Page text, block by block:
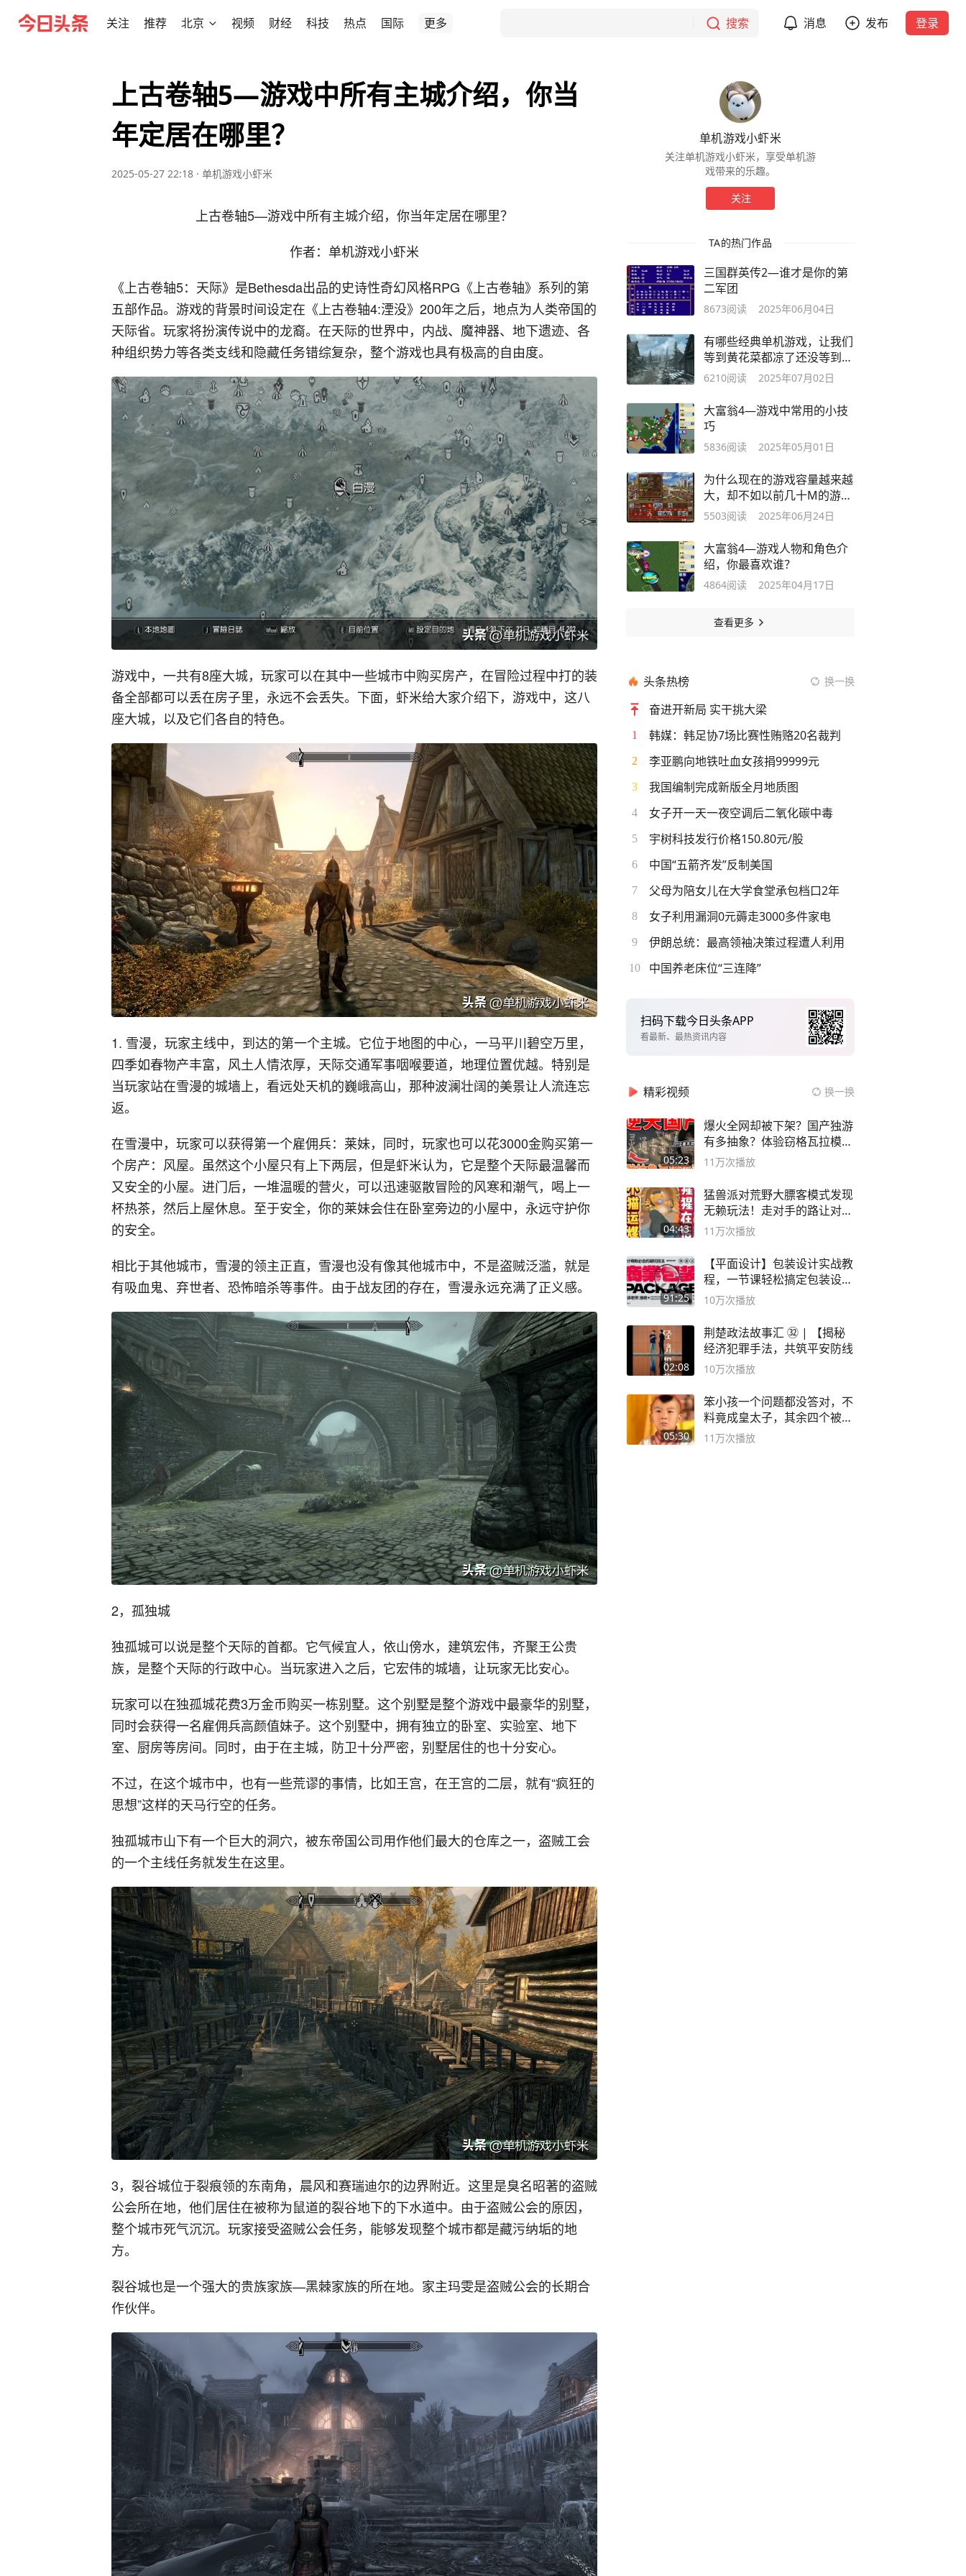
关注 推荐 北京 视频 财经 科技 热点 国际 更多 搜索 消息 发布 登录
上古卷轴5—游戏中所有主城介绍，你当
年定居在哪里？
2025-05-27 22:18 · 单机游戏小虾米
上古卷轴5—游戏中所有主城介绍，你当年定居在哪里？
作者：单机游戏小虾米
《上古卷轴5：天际》是Bethesda出品的史诗性奇幻风格RPG《上古卷轴》系列的第
五部作品。游戏的背景时间设定在《上古卷轴4:湮没》200年之后，地点为人类帝国的
天际省。玩家将扮演传说中的龙裔。在天际的世界中，内战、魔神器、地下遗迹、各
种组织势力等各类支线和隐藏任务错综复杂，整个游戏也具有极高的自由度。
游戏中，一共有8座大城，玩家可以在其中一些城市中购买房产，在冒险过程中打的装
备全部都可以丢在房子里，永远不会丢失。下面，虾米给大家介绍下，游戏中，这八
座大城，以及它们各自的特色。
1. 雪漫，玩家主线中，到达的第一个主城。它位于地图的中心，一马平川碧空万里，
四季如春物产丰富，风土人情浓厚，天际交通军事咽喉要道，地理位置优越。特别是
当玩家站在雪漫的城墙上，看远处天机的巍峨高山，那种波澜壮阔的美景让人流连忘
返。
在雪漫中，玩家可以获得第一个雇佣兵：莱妹，同时，玩家也可以花3000金购买第一
个房产：风屋。虽然这个小屋只有上下两层，但是虾米认为，它是整个天际最温馨而
又安全的小屋。进门后，一堆温暖的营火，可以迅速驱散冒险的风寒和潮气，喝上一
杯热茶，然后上屋休息。至于安全，你的莱妹会住在卧室旁边的小屋中，永远守护你
的安全。
相比于其他城市，雪漫的领主正直，雪漫也没有像其他城市中，不是盗贼泛滥，就是
有吸血鬼、弃世者、恐怖暗杀等事件。由于战友团的存在，雪漫永远充满了正义感。
2，孤独城
独孤城可以说是整个天际的首都。它气候宜人，依山傍水，建筑宏伟，齐聚王公贵
族，是整个天际的行政中心。当玩家进入之后，它宏伟的城墙，让玩家无比安心。
玩家可以在独孤城花费3万金币购买一栋别墅。这个别墅是整个游戏中最豪华的别墅，
同时会获得一名雇佣兵高颜值妹子。这个别墅中，拥有独立的卧室、实验室、地下
室、厨房等房间。同时，由于在主城，防卫十分严密，别墅居住的也十分安心。
不过，在这个城市中，也有一些荒谬的事情，比如王宫，在王宫的二层，就有“疯狂的
思想”这样的天马行空的任务。
独孤城市山下有一个巨大的洞穴，被东帝国公司用作他们最大的仓库之一，盗贼工会
的一个主线任务就发生在这里。
3，裂谷城位于裂痕领的东南角，晨风和赛瑞迪尔的边界附近。这里是臭名昭著的盗贼
公会所在地，他们居住在被称为鼠道的裂谷地下的下水道中。由于盗贼公会的原因，
整个城市死气沉沉。玩家接受盗贼公会任务，能够发现整个城市都是藏污纳垢的地
方。
裂谷城也是一个强大的贵族家族—黑棘家族的所在地。家主玛雯是盗贼公会的长期合
作伙伴。
单机游戏小虾米
关注单机游戏小虾米，享受单机游
戏带来的乐趣。
关注
TA的热门作品
三国群英传2—谁才是你的第
二军团
8673阅读 2025年06月04日
有哪些经典单机游戏，让我们
等到黄花菜都凉了还没等到续
集？
6210阅读 2025年07月02日
大富翁4—游戏中常用的小技
巧
5836阅读 2025年05月01日
为什么现在的游戏容量越来越
大，却不如以前几十M的游戏
好玩了？
5503阅读 2025年06月24日
大富翁4—游戏人物和角色介
绍，你最喜欢谁？
4864阅读 2025年04月17日
查看更多
头条热榜 换一换
奋进开新局 实干挑大梁
1 韩媒：韩足协7场比赛性贿赂20名裁判
2 李亚鹏向地铁吐血女孩捐99999元
3 我国编制完成新版全月地质图
4 女子开一天一夜空调后二氧化碳中毒
5 宇树科技发行价格150.80元/股
6 中国“五箭齐发”反制美国
7 父母为陪女儿在大学食堂承包档口2年
8 女子利用漏洞0元薅走3000多件家电
9 伊朗总统：最高领袖决策过程遭人利用
10 中国养老床位“三连降”
扫码下载今日头条APP
看最新、最热资讯内容
精彩视频 换一换
05:23
爆火全网却被下架？国产独游
有多抽象？体验窃格瓦拉模拟
器！
11万次播放
04:43
猛兽派对荒野大膘客模式发现
无赖玩法！走对手的路让对手
无路可走
11万次播放
91:25
【平面设计】包装设计实战教
程，一节课轻松搞定包装设计
流程！
10万次播放
02:08
荆楚政法故事汇 ㉜ | 【揭秘
经济犯罪手法，共筑平安防线
10万次播放
05:30
笨小孩一个问题都没答对，不
料竟成皇太子，其余四个被处
死
11万次播放